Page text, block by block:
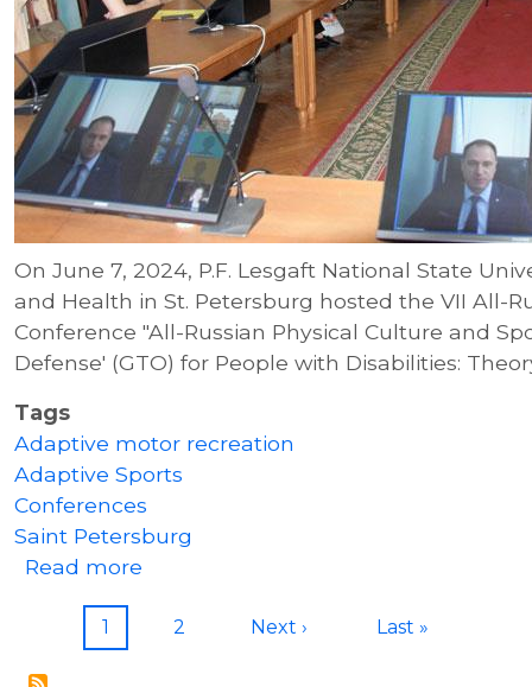
On June 7, 2024, P.F. Lesgaft National State
and Health in St. Petersburg hosted the VII All-
Conference "All-Russian Physical Culture and
Defense' (GTO) for People with Disabilities:
Tags
Adaptive motor recreation
Adaptive Sports
Conferences
Saint Petersburg
Read moreabout VII All-Russian Scientific-
Pagination
Current page
1 Page
2 Next page
Next › Last page
Last »